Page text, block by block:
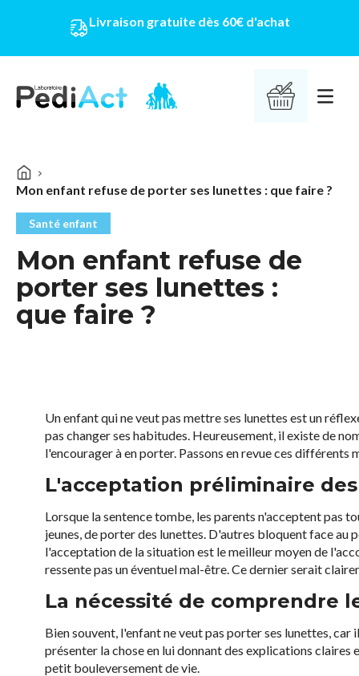
Livraison gratuite dès 60€ d'achat
Mon enfant refuse de porter ses lunettes : que faire ?
Santé enfant
Mon enfant refuse de
porter ses lunettes :
que faire ?
Un enfant qui ne veut pas mettre ses lunettes est un
pas changer ses habitudes. Heureusement, il existe de
l'encourager à en porter. Passons en revue ces différents
L'acceptation préliminaire
Lorsque la sentence tombe, les parents n'acceptent pas
jeunes, de porter des lunettes. D'autres bloquent face au
l'acceptation de la situation est le meilleur moyen de
ressente pas un éventuel mal-être. Ce dernier serait
La nécessité de comprendre
Bien souvent, l'enfant ne veut pas porter ses lunettes,
présenter la chose en lui donnant des explications
petit bouleversement de vie.